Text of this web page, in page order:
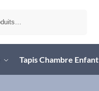
Tapis Chambre Enfant